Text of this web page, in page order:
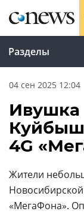
Разделы
04 сен 2025 12:04
Ивушка
4G
Жители
«МегаФона».